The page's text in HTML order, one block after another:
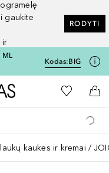
gaukite
ir
RODYTI
ML
Kodas:BIG
Į Douglas pagrindinį
Į mano
Į
kaukės ir kremai